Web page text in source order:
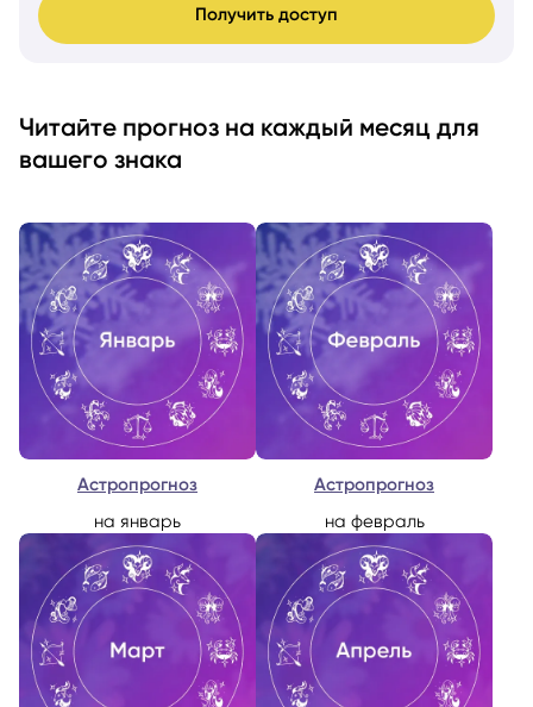
Получить доступ
Читайте прогноз на каждый месяц для
вашего знака
Астропрогноз
на январь
Астропрогноз
на февраль